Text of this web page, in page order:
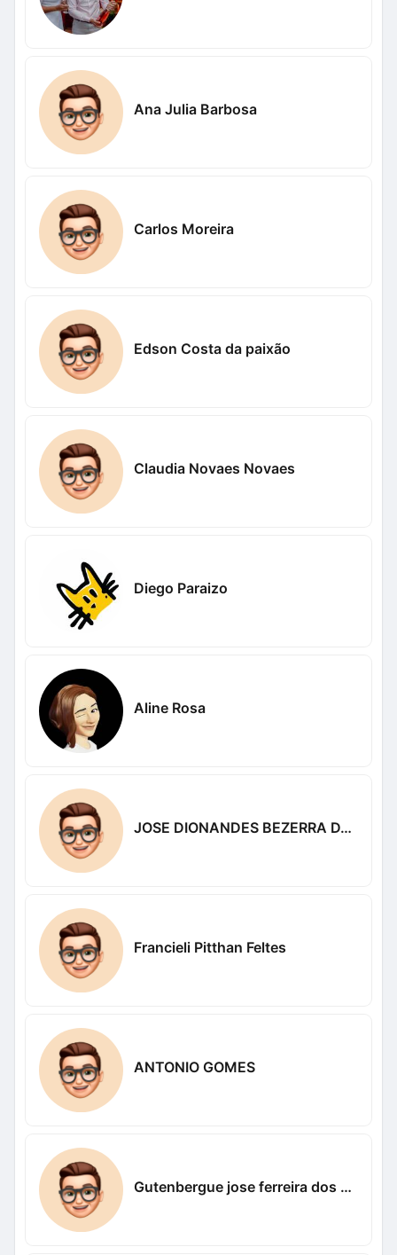
Ana Julia Barbosa
Carlos Moreira
Edson Costa da paixão
Claudia Novaes Novaes
Diego Paraizo
Aline Rosa
JOSE DIONANDES BEZERRA DA SILVA
Francieli Pitthan Feltes
ANTONIO GOMES
Gutenbergue jose ferreira dos santos Nogueira Nogueira